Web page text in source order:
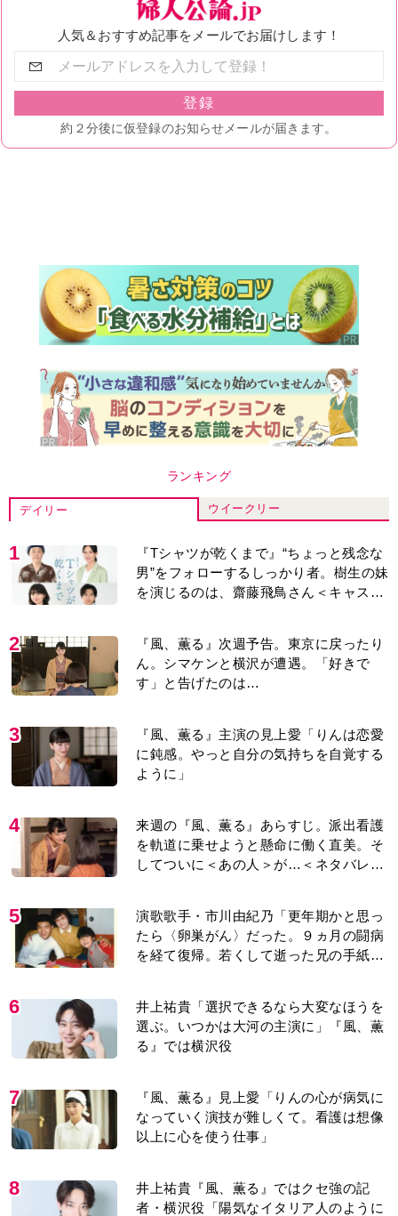
ランキング
デイリー ウイークリー
1
『Tシャツが乾くまで』“ちょっと残念な
男”をフォローするしっかり者。樹生の妹
を演じるのは、齋藤飛鳥さん＜キャスト
2
『風、薫る』次週予告。東京に戻ったり
ん。シマケンと横沢が遭遇。「好きで
す」と告げたのは…
3
『風、薫る』主演の見上愛「りんは恋愛
に鈍感。やっと自分の気持ちを自覚する
ように」
4
来週の『風、薫る』あらすじ。派出看護
を軌道に乗せようと懸命に働く直美。そ
してついに＜あの人＞が…＜ネタバレあ
5
演歌歌手・市川由紀乃「更年期かと思っ
たら〈卵巣がん〉だった。９ヵ月の闘病
を経て復帰。若くして逝った兄の手紙を
6
井上祐貴「選択できるなら大変なほうを
選ぶ。いつかは大河の主演に」『風、薫
る』では横沢役
7
『風、薫る』見上愛「りんの心が病気に
なっていく演技が難しくて。看護は想像
以上に心を使う仕事」
8
井上祐貴『風、薫る』ではクセ強の記
者・横沢役「陽気なイタリア人のように